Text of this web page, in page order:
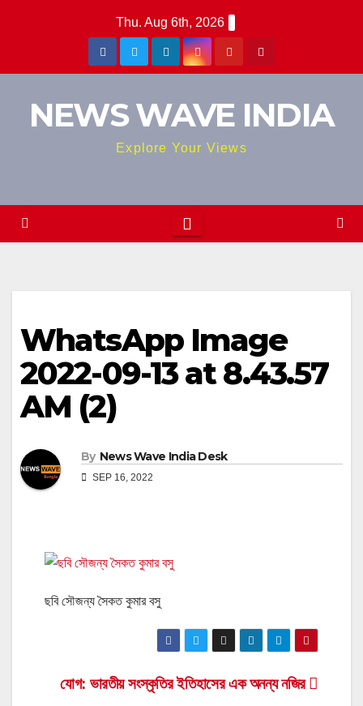
Thu. Aug 6th, 2026
NEWS WAVE INDIA
Explore Your Views
WhatsApp Image
2022-09-13 at 8.43.57
AM (2)
By News Wave India Desk
SEP 16, 2022
ছবি সৌজন্য সৈকত কুমার বসু
Post
যোগ: ভারতীয় সংস্কৃতির ইতিহাসের এক অনন্য নজির